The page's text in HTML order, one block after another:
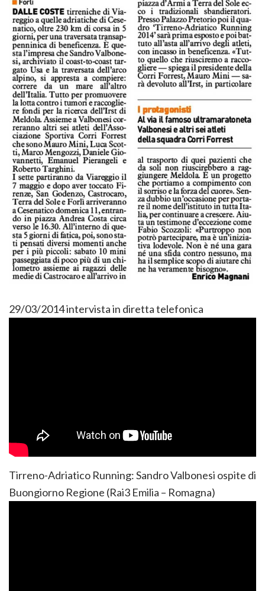
29/03/2014 intervista in diretta telefonica
Tirreno-Adriatico Running: Sandro Valbonesi ospite di
Buongiorno Regione (Rai3 Emilia – Romagna)